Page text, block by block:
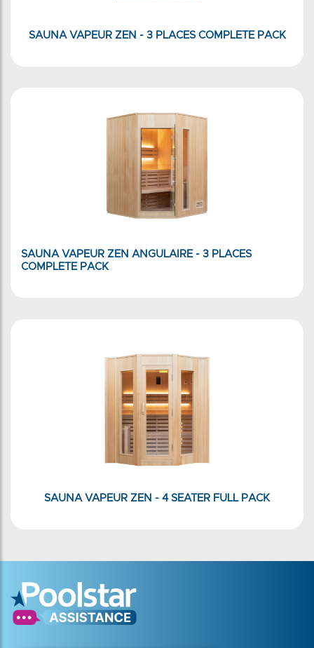
SAUNA VAPEUR ZEN - 3 PLACES COMPLETE PACK
SAUNA VAPEUR ZEN ANGULAIRE - 3 PLACES
COMPLETE PACK
SAUNA VAPEUR ZEN - 4 SEATER FULL PACK